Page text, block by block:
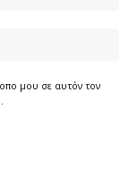
μου σε αυτόν τον